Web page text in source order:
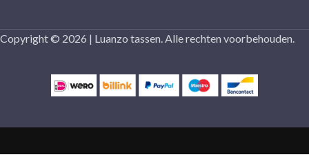
Copyright © 2026 | Luanzo tassen. Alle rechten voorbehouden.